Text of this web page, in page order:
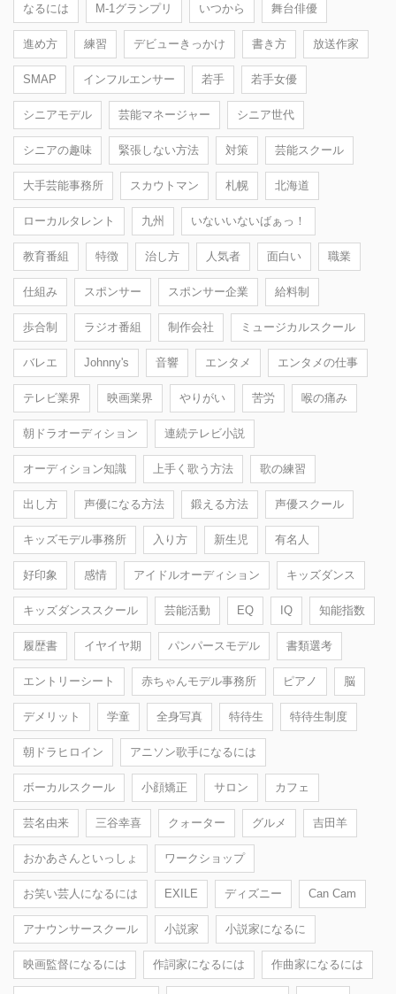
なるには M-1グランプリ いつから 舞台俳優
進め方 練習 デビューきっかけ 書き方 放送作家
SMAP インフルエンサー 若手 若手女優
シニアモデル 芸能マネージャー シニア世代
シニアの趣味 緊張しない方法 対策 芸能スクール
大手芸能事務所 スカウトマン 札幌 北海道
ローカルタレント 九州 いないいないばぁっ！
教育番組 特徴 治し方 人気者 面白い 職業
仕組み スポンサー スポンサー企業 給料制
歩合制 ラジオ番組 制作会社 ミュージカルスクール
バレエ Johnny's 音響 エンタメ エンタメの仕事
テレビ業界 映画業界 やりがい 苦労 喉の痛み
朝ドラオーディション 連続テレビ小説
オーディション知識 上手く歌う方法 歌の練習
出し方 声優になる方法 鍛える方法 声優スクール
キッズモデル事務所 入り方 新生児 有名人
好印象 感情 アイドルオーディション キッズダンス
キッズダンススクール 芸能活動 EQ IQ 知能指数
履歴書 イヤイヤ期 パンパースモデル 書類選考
エントリーシート 赤ちゃんモデル事務所 ピアノ 脳
デメリット 学童 全身写真 特待生 特待生制度
朝ドラヒロイン アニソン歌手になるには
ボーカルスクール 小顔矯正 サロン カフェ
芸名由来 三谷幸喜 クォーター グルメ 吉田羊
おかあさんといっしょ ワークショップ
お笑い芸人になるには EXILE ディズニー Can Cam
アナウンサースクール 小説家 小説家になるに
映画監督になるには 作詞家になるには 作曲家になるには